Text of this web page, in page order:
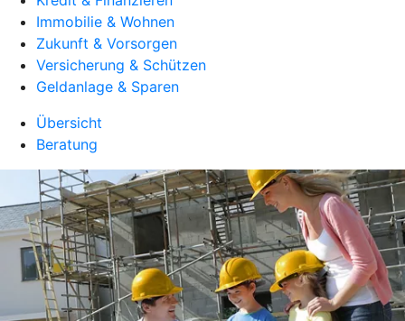
Immobilie & Wohnen
Zukunft & Vorsorgen
Versicherung & Schützen
Geldanlage & Sparen
Übersicht
Beratung